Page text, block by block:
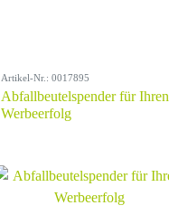
Artikel-Nr.: 0017895
Abfallbeutelspender für Ihren
Werbeerfolg